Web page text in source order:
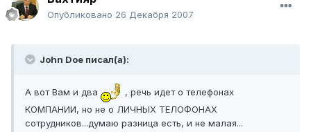
Опубликовано 26 Декабря 2007
John Doe писал(а):
А вот Вам и два
, речь идет о телефонах
КОМПАНИИ, но не о ЛИЧНЫХ ТЕЛОФОНАХ
сотрудников...думаю разница есть, и не малая...